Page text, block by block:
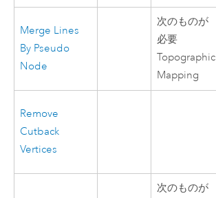
Merge Lines
By Pseudo
Node
次のものが
必要
Topographic
Mapping
Remove
Cutback
Vertices
次のものが